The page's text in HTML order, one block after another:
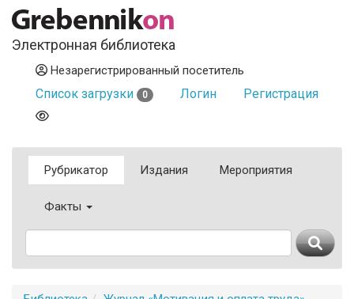
Электронная библиотека
Незарегистрированный посетитель
Список загрузки 0 Логин Регистрация
Рубрикатор Издания Мероприятия
Факты